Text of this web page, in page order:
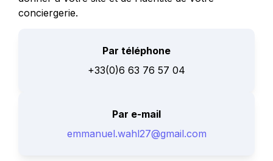
conciergerie.
Par téléphone
+33(0)6 63 76 57 04
Par e-mail
emmanuel.wahl27@gmail.com